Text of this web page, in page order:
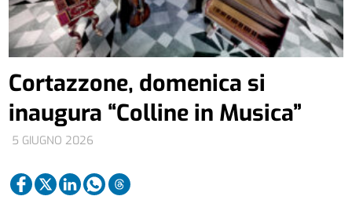
5 GIUGNO 2026
Cortazzone, domenica si
inaugura “Colline in Musica”